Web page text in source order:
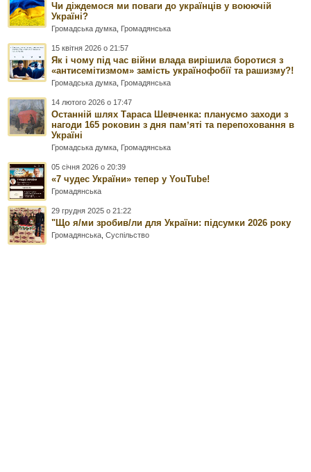
Чи діждемося ми поваги до українців у воюючій
Україні?
Громадська думка Громадянська
15 квітня 2026 о 21:57
Як і чому під час війни влада вирішила боротися з
«антисемітизмом» замість українофобії та рашизму?!
Громадська думка Громадянська
14 лютого 2026 о 17:47
Останній шлях Тараса Шевченка: плануємо заходи з
нагоди 165 роковин з дня памʼяті та перепоховання в
Україні
Громадська думка Громадянська
05 січня 2026 о 20:39
«7 чудес України» тепер у YouTube!
Громадянська
29 грудня 2025 о 21:22
"Що я/ми зробив/ли для України: підсумки 2026 року
Громадянська ,Суспільство